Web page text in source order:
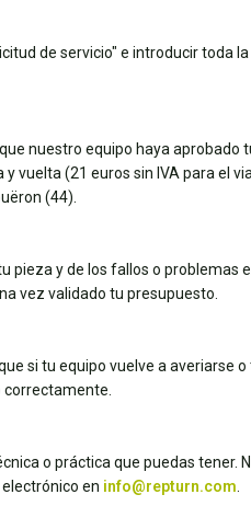
de servicio" e introducir toda
nuestro equipo haya
(21 euros sin IVA para el
(44).
y de los fallos o problemas
vez validado tu presupuesto.
si tu equipo vuelve a averiarse
o práctica que puedas tener.
en info@repturn.com